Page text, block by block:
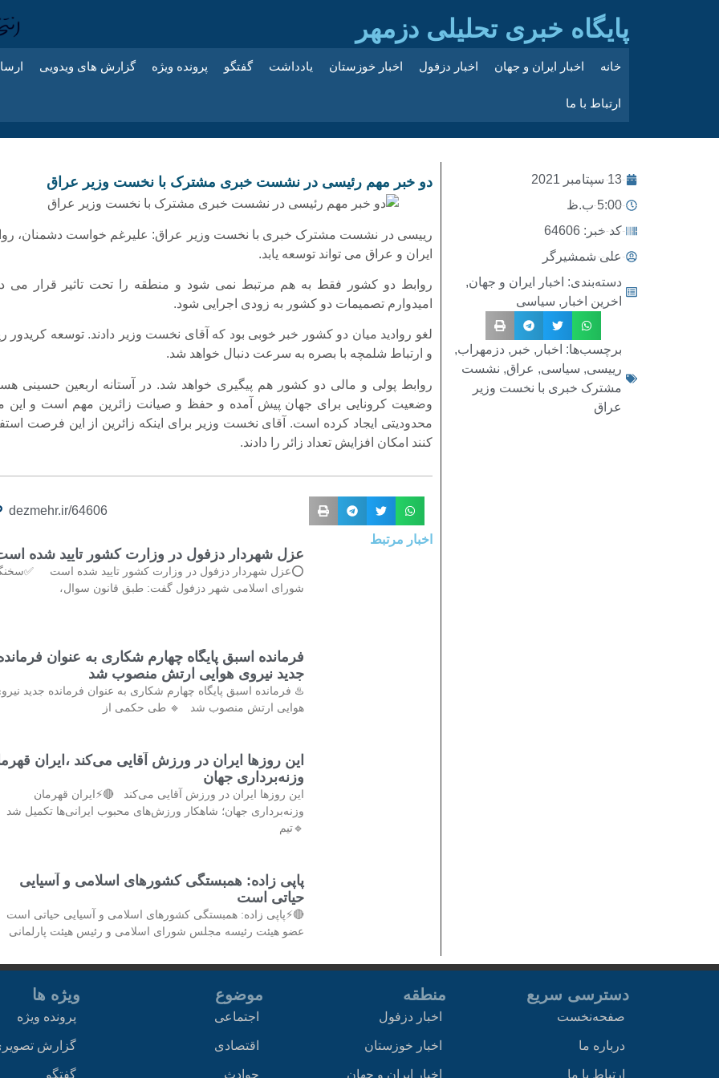
پایگاه خبری تحلیلی دزمهر
خانه اخبار ایران و جهان اخبار دزفول اخبار خوزستان یادداشت گفتگو پرونده ویژه گزارش های ویدویی
ارتباط با ما
13 سپتامبر 2021
5:00 ب.ظ
کد خبر: 64606
علی شمشیرگر
دسته‌بندی: اخبار ایران و جهان,
اخرین اخبار , سیاسی
برچسب‌ها: اخبار , خبر , دزمهراب,
رییسی, سیاسی, عراق, نشست
مشترک خبری با نخست وزیر
عراق
دو خبر مهم رئیسی در نشست خبری مشترک با نخست وزیر عراق
رییسی در نشست مشترک خبری با نخست وزیر عراق: علیرغم خواست دشمنان،
ایران و عراق می تواند توسعه یابد.
روابط دو کشور فقط به هم مرتبط نمی شود و منطقه را تحت تاثیر قرار می
امیدوارم تصمیمات دو کشور به زودی اجرایی شود.
لغو روادید میان دو کشور خبر خوبی بود که آقای نخست وزیر دادند. توسعه کریدور
و ارتباط شلمچه با بصره به سرعت دنبال خواهد شد.
روابط پولی و مالی دو کشور هم پیگیری خواهد شد. در آستانه اربعین حسینی
وضعیت کرونایی برای جهان پیش آمده و حفظ و صیانت زائرین مهم است و این
محدودیتی ایجاد کرده است. آقای نخست وزیر برای اینکه زائرین از این فرصت
کنند امکان افزایش تعداد زائر را دادند.
dezmehr.ir/64606
اخبار مرتبط
عزل شهردار دزفول در وزارت کشور تایید شده
⭕️عزل شهردار دزفول در وزارت کشور تایید شده است
شورای اسلامی شهر دزفول گفت: طبق قانون سوال،
فرمانده اسبق پایگاه چهارم شکاری به عنوان
جدید نیروی هوایی ارتش منصوب شد
♨️ فرمانده اسبق پایگاه چهارم شکاری به عنوان فرمانده جدید
هوایی ارتش منصوب شد 🔹 طی حکمی از
این روزها ایران در ورزش آقایی می‌کند ،ایران
وزنه‌برداری جهان
این روزها ایران در ورزش آقایی می‌کند 🔴⚡ایران قهرمان
وزنه‌برداری جهان؛ شاهکار ورزش‌های محبوب ایرانی‌ها تکمیل شد
🔹تیم
پاپی زاده: همبستگی کشورهای اسلامی و آسیایی
حیاتی است
🔴⚡پاپی زاده: همبستگی کشورهای اسلامی و آسیایی حیاتی
عضو هیئت رئیسه مجلس شورای اسلامی و رئیس هیئت پارلمانی
دسترسی سریع
صفحه‌نخست
درباره ما
ارتباط با ما
منطقه
اخبار دزفول
اخبار خوزستان
اخبار ایران و جهان
موضوع
اجتماعی
اقتصادی
حوادث
ویژه ها
پرونده ویژه
گزارش
گفتگو